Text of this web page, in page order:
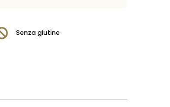
Senza glutine